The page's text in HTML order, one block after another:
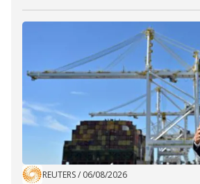
REUTERS/ 06/08/2026